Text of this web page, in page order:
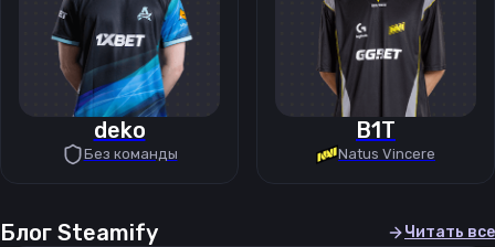
deko
Без команды
B1T
Natus Vincere
Блог Steamify Читать все